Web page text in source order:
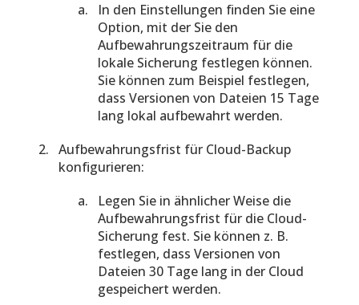
In den Einstellungen finden Sie eine
Option, mit der Sie den
Aufbewahrungszeitraum für die
lokale Sicherung festlegen können.
Sie können zum Beispiel festlegen,
dass Versionen von Dateien 15 Tage
lang lokal aufbewahrt werden.
Aufbewahrungsfrist für Cloud-Backup
konfigurieren:
Legen Sie in ähnlicher Weise die
Aufbewahrungsfrist für die Cloud-
Sicherung fest. Sie können z. B.
festlegen, dass Versionen von
Dateien 30 Tage lang in der Cloud
gespeichert werden.